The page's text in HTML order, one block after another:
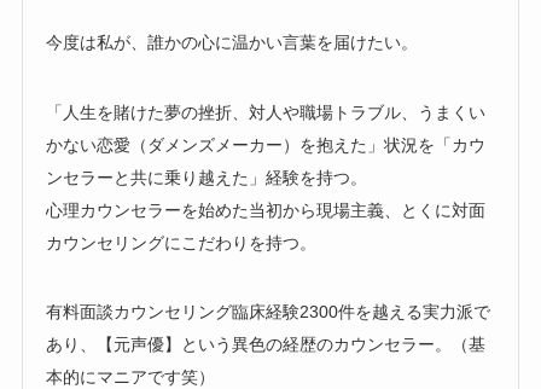
今度は私が、誰かの心に温かい言葉を届けたい。
「人生を賭けた夢の挫折、対人や職場トラブル、うまくい
かない恋愛（ダメンズメーカー）を抱えた」状況を「カウ
ンセラーと共に乗り越えた」経験を持つ。
心理カウンセラーを始めた当初から現場主義、とくに対面
カウンセリングにこだわりを持つ。
有料面談カウンセリング臨床経験2300件を越える実力派で
あり、【元声優】という異色の経歴のカウンセラー。（基
本的にマニアです笑）